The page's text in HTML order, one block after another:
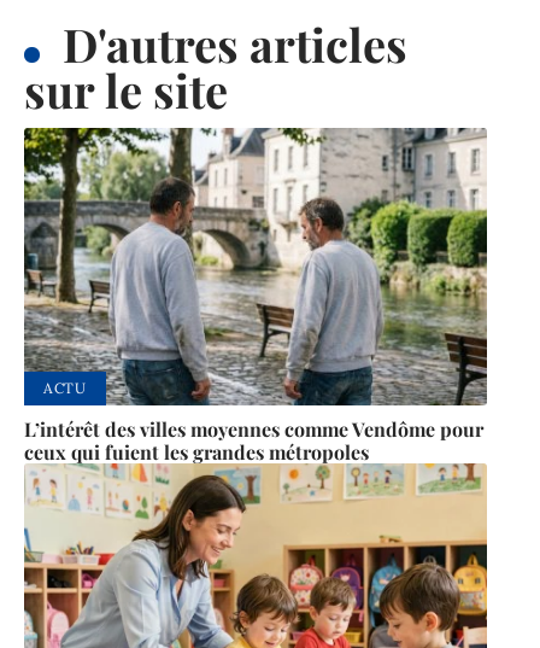
D'autres articles
sur le site
ACTU
L’intérêt des villes moyennes comme Vendôme pour
ceux qui fuient les grandes métropoles